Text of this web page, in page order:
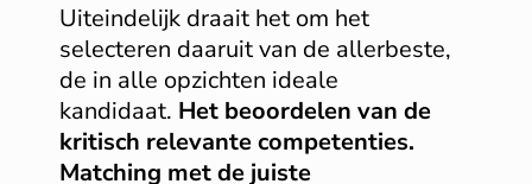
Uiteindelijk draait het om het
selecteren daaruit van de allerbeste,
de in alle opzichten ideale
kandidaat. Het beoordelen van de
kritisch relevante competenties.
Matching met de juiste